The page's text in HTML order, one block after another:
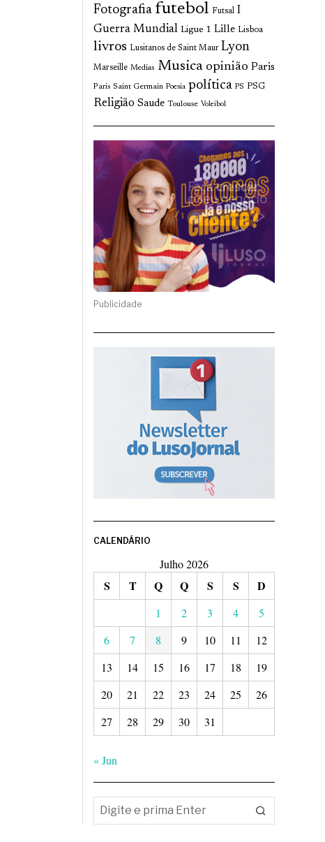
Fotografia futebol Futsal I
Guerra Mundial Ligue 1 Lille Lisboa
livros Lusitanos de Saint Maur Lyon
Marseille Medias Musica opinião Paris
Paris Saint Germain Poesia política PS PSG
Religião Saude Toulouse Voleibol
Publicidade
CALENDÁRIO
Julho 2026
S T Q Q S S D
1 2 3 4
5
6
7 8 9 10 11
12
13
14 15 16 17 18
19
20
21 22 23 24 25
26
27
28 29 30 31
« Jun